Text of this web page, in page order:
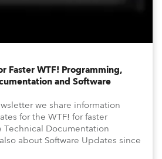
Faster WTF! Programming,
and Software
we share information
for the WTF! for faster
Technical Documentation
about Software Updates since